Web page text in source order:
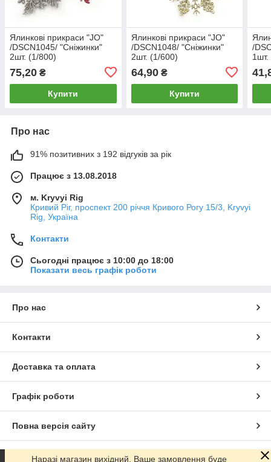
Ялинкові прикраси "JO"
/DSCN1045/ "Сніжинки"
2шт. (1/800)
75,20 ₴
Купити
Ялинкові прикраси "JO"
/DSCN1048/ "Сніжинки"
2шт. (1/600)
64,90₴
Купити
/
Про нас
91% позитивних з 192 відгуків за рік
Працює з 13.08.2018
м. Kryvyi Rig
Кривий Ріг, проспект 200 річчя Кривого Рогу 15/3, Kryvyi
Rig, Україна
Контакти
Сьогодні працює з 10:00 до 18:00
Показати весь графік роботи
Про нас
Контакти
Доставка та оплата
Графік роботи
Повна версія сайту
Сайт створено на маркетплейсі
Наразі магазин вихідний, Ваше замовлення буде